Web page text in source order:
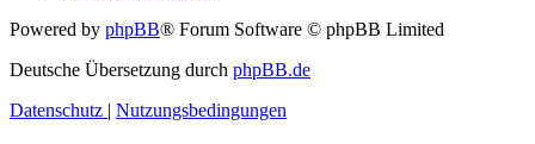
Powered by phpBB® Forum Software © phpBB Limited
Deutsche Übersetzung durch phpBB.de
Datenschutz | Nutzungsbedingungen